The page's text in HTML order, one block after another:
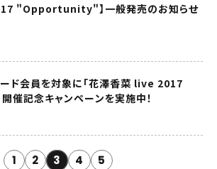
"Opportunity"】一般発売のお知らせ
ード会員を対象に「花澤香菜 live 2017
記念キャンペーンを実施中！
1 2 3 4 5